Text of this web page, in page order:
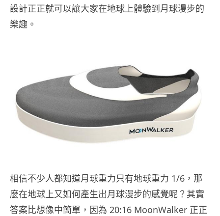
設計正正就可以讓大家在地球上體驗到月球漫步的
樂趣。
相信不少人都知道月球重力只有地球重力 1/6，那
麼在地球上又如何產生出月球漫步的感覺呢？其實
答案比想像中簡單，因為 20:16 MoonWalker 正正